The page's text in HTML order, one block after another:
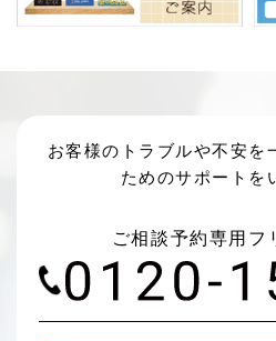
お客様のトラブルや不安を
ためのサポートを
ご相談予約専用フ